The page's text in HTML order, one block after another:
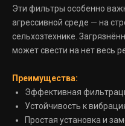
Эти фильтры особенно
агрессивной среде — на
сельхозтехнике.
может свести на нет весь
Преимущества:
Эффективная
Устойчивость к
Простая установка и